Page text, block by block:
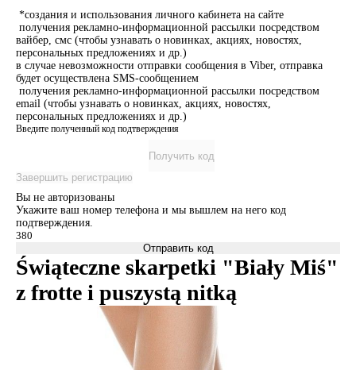
*создания и использования личного кабинета на сайте
получения рекламно-информационной рассылки посредством
вайбер, смс (чтобы узнавать о новинках, акциях, новостях,
персональных предложениях и др.)
в случае невозможности отправки сообщения в Viber, отправка
будет осуществлена SMS-сообщением
получения рекламно-информационной рассылки посредством
email (чтобы узнавать о новинках, акциях, новостях,
персональных предложениях и др.)
Введите полученный код подтверждения
Получить код
Завершить регистрацию
Вы не авторизованы
Укажите ваш номер телефона и мы вышлем на него код
подтверждения.
Отправить код
Świąteczne skarpetki "Biały Miś"
z frotte i puszystą nitką